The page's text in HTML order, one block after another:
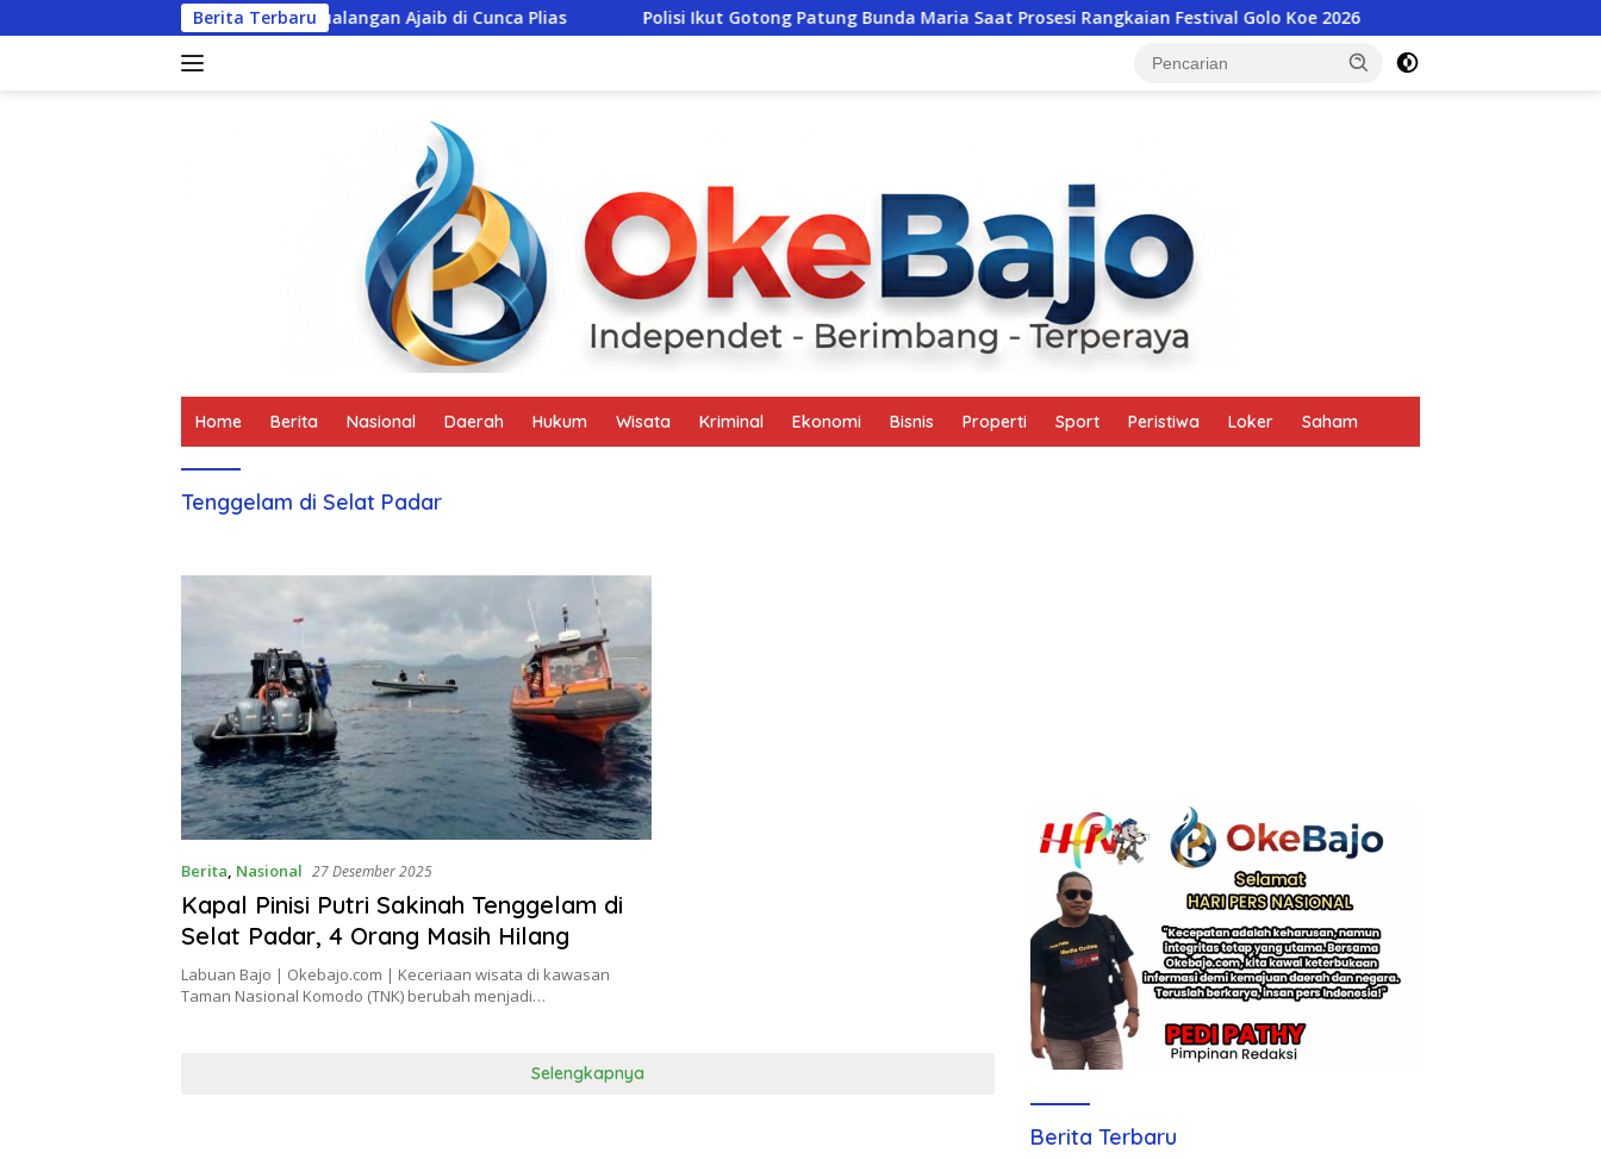
ke
Berita Terbaru
Petualangan Ajaib di Cunca Plias Polisi Ikut Gotong Patung Bunda Maria Saat Prosesi Rangkaian Festival Golo Koe 2026 Kuasa Hukum Adukan PT
Home Berita Nasional Daerah Hukum Wisata Kriminal Ekonomi Bisnis Properti Sport Peristiwa Loker Saham
Tenggelam di Selat Padar
Berita, Nasional 27 Desember 2025
Kapal Pinisi Putri Sakinah Tenggelam di
Selat Padar, 4 Orang Masih Hilang
Labuan Bajo | Okebajo.com | Keceriaan wisata di kawasan
Taman Nasional Komodo (TNK) berubah menjadi…
Selengkapnya
Berita Terbaru